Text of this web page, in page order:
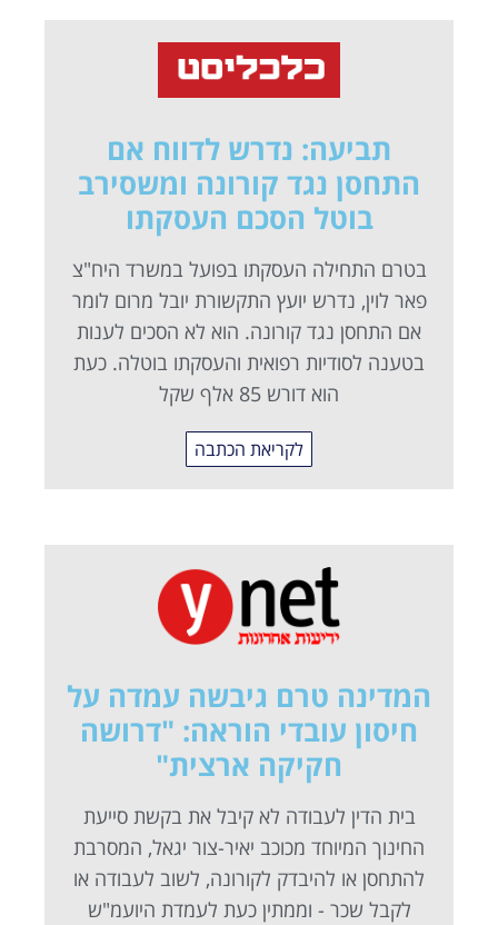
תביעה: נדרש לדווח אם
התחסן נגד קורונה ומשסירב
בוטל הסכם העסקתו
בטרם התחילה העסקתו בפועל במשרד היח"צ
פאר לוין, נדרש יועץ התקשורת יובל מרום לומר
אם התחסן נגד קורונה. הוא לא הסכים לענות
בטענה לסודיות רפואית והעסקתו בוטלה. כעת
הוא דורש 85 אלף שקל
לקריאת הכתבה
המדינה טרם גיבשה עמדה על
חיסון עובדי הוראה: "דרושה
חקיקה ארצית"
בית הדין לעבודה לא קיבל את בקשת סייעת
החינוך המיוחד מכוכב יאיר-צור יגאל, המסרבת
להתחסן או להיבדק לקורונה, לשוב לעבודה או
לקבל שכר - וממתין כעת לעמדת היועמ"ש